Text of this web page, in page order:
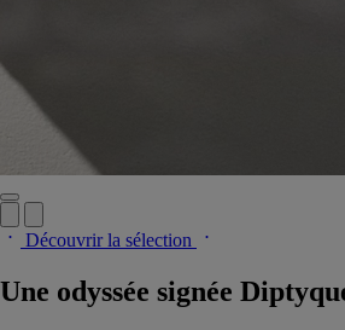
Découvrir la sélection
Une odyssée signée